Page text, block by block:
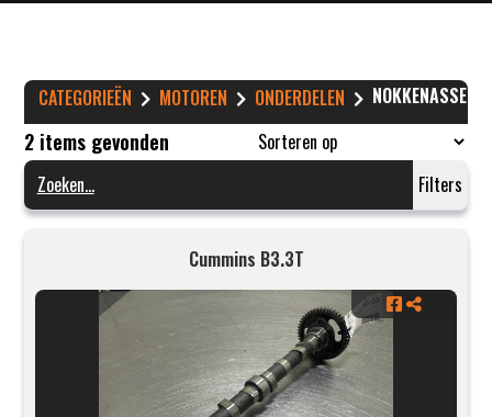
CATEGORIEËN MOTOREN ONDERDELEN NOKKENASSEN
2 items gevonden
Filters
Cummins B3.3T